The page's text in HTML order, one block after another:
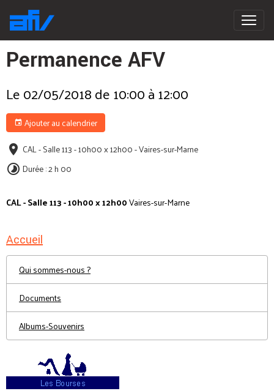
Permanence AFV
Le 02/05/2018de 10:00à 12:00
Ajouter au calendrier
CAL - Salle 113 - 10h00 x 12h00 - Vaires-sur-Marne
Durée : 2 h 00
CAL - Salle 113 - 10h00 x 12h00Vaires-sur-Marne
Accueil
Qui sommes-nous ?
Documents
Albums-Souvenirs